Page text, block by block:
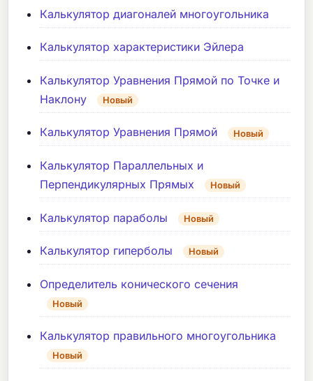
Калькулятор диагоналей многоугольника
Калькулятор характеристики Эйлера
Калькулятор Уравнения Прямой по Точке и
Наклону
Новый
Калькулятор Уравнения Прямой Новый
Калькулятор Параллельных и
Перпендикулярных Прямых
Новый
Калькулятор параболы Новый
Калькулятор гиперболы Новый
Определитель конического сечения
Новый
Калькулятор правильного многоугольника
Новый